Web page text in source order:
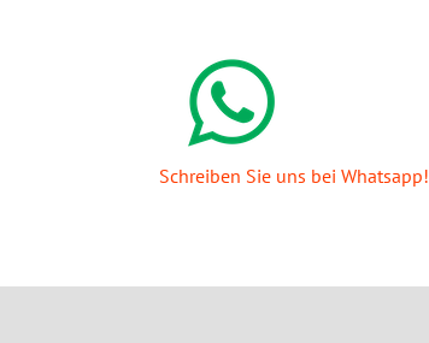
Schreiben Sie uns bei Whatsapp!